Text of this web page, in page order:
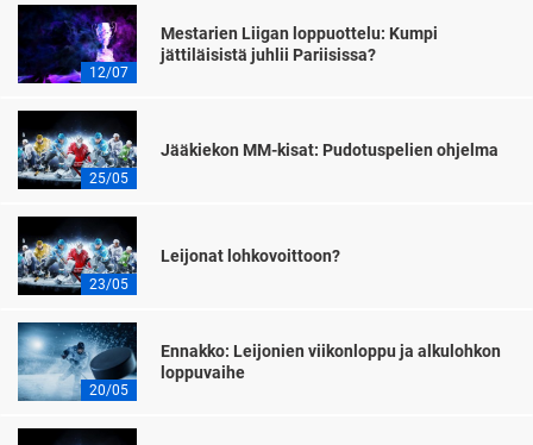
12/07
Mestarien Liigan loppuottelu: Kumpi
jättiläisistä juhlii Pariisissa?
25/05
Jääkiekon MM-kisat: Pudotuspelien ohjelma
23/05
Leijonat lohkovoittoon?
20/05
Ennakko: Leijonien viikonloppu ja alkulohkon
loppuvaihe